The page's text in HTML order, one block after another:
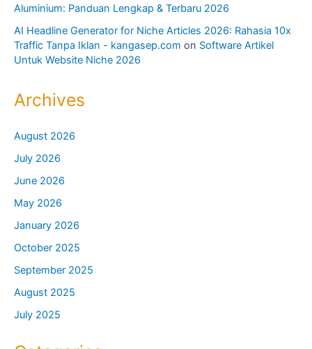
Aluminium: Panduan Lengkap & Terbaru 2026
AI Headline Generator for Niche Articles 2026: Rahasia 10x
Traffic Tanpa Iklan - kangasep.com on Software Artikel
Untuk Website Niche 2026
Archives
August 2026
July 2026
June 2026
May 2026
January 2026
October 2025
September 2025
August 2025
July 2025